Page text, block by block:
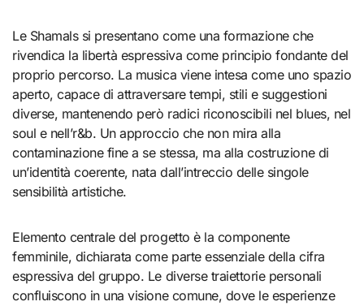
Le Shamals si presentano come una formazione che
rivendica la libertà espressiva come principio fondante del
proprio percorso. La musica viene intesa come uno spazio
aperto, capace di attraversare tempi, stili e suggestioni
diverse, mantenendo però radici riconoscibili nel blues, nel
soul e nell’r&b. Un approccio che non mira alla
contaminazione fine a se stessa, ma alla costruzione di
un’identità coerente, nata dall’intreccio delle singole
sensibilità artistiche.
Elemento centrale del progetto è la componente
femminile, dichiarata come parte essenziale della cifra
espressiva del gruppo. Le diverse traiettorie personali
confluiscono in una visione comune, dove le esperienze